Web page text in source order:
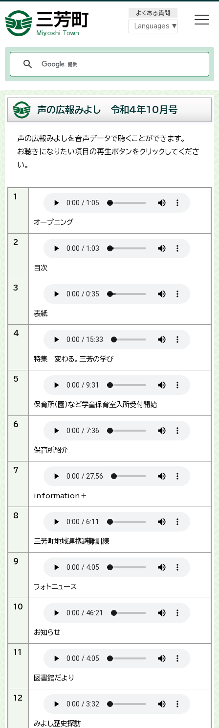
よくある質問
Languages
声の広報みよし 令和4年10月号
声の広報みよしを音声データで聴くことができます。
お聴きになりたい項目の再生ボタンをクリックしてくださ
い。
1
オープニング
2
目次
3
表紙
4
特集 変わる。三芳の学び
5
保育所（園）など学童保育室入所受付開始
6
保育所紹介
7
information＋
8
三芳町地域連携避難訓練
9
フォトニュース
10
お知らせ
11
図書館だより
12
みよし歴史探訪